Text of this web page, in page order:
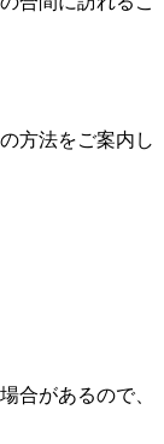
方法をご案内し
合があるので、